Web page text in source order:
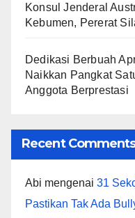
Konsul Jenderal
Kebumen, Pererat
Dedikasi Berbuah
Naikkan Pangkat
Anggota Berprestasi
Recent
Abi mengenai 31
Pastikan Tak Ada